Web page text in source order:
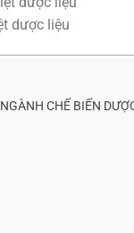
dược liệu
CHẾ BIẾN